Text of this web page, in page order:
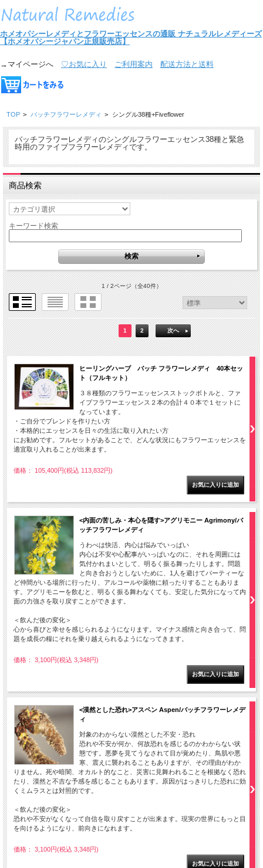
ホメオパシーレメディとフラワーエッセンスの通販 ナチュラルレメディーズ
【ホメオパシージャパン正規販売店】
→マイページへ ♡お気に入り ご利用案内 配送方法と送料
TOP > バッチフラワーレメディ > シングル38種+Fiveflower
バッチフラワーレメディのシングルフラワーエッセンス38種と緊急
時用のファイブフラワーレメディです。
商品検索
キーワード検索
1 / 2ページ（全40件）
1 2 次へ
ヒーリングハーブ バッチ フラワーレメディ 40本セッ
ト（フルキット）
３８種類のフラワーエッセンスストックボトルと、ファ
イブフラワーエッセンス２本の合計４０本で１セットに
なっています。
・ご自分でブレンドを作りたい方
・本格的にエッセンスを日々の生活に取り入れたい方
にお勧めです。フルセットがあることで、どんな状況にもフラワーエッセンスを
適宜取り入れることが出来ます。
価格： 105,400円(税込 113,832円)
<内面の苦しみ・本心を隠す>アグリモニー Agrimony/バ
ッチフラワーレメディ
うわべは快活、内心は悩みでいっぱい
内心は不安や心配事がいっぱいなのに、それを周囲には
気付かれまいとして、明るく振る舞ったりします。問題
と向き合おうとしないために、1人を避けてパーティーな
ど仲間がいる場所に行ったり、アルコールや薬物に頼ったりすることもありま
す。アグリモニーを飲むと、明るく振る舞わなくても、安定した気分になって内
面の力強さを取り戻すことができます。
＜飲んだ後の変化＞
心から喜びと幸せを感じられるようになります。マイナス感情と向き合って、問
題を成長の糧にそれを乗り越えられるようになってきます。
価格： 3,100円(税込 3,348円)
<漠然とした恐れ>アスペン Aspen/バッチフラワーレメデ
ィ
対象のわからない漠然とした不安・恐れ
恐れや不安が何か、何故恐れを感じるのかわからない状
態です。悪夢を見てうなされて目が覚めたり、鳥肌や悪
寒、震えに襲われることもありますが、その理由がわか
りません。死や暗闇、オカルト的なこと、災害に見舞われることを根拠なく恐れ
たり、漠然と不吉な予感を感じることもあります。原因がはっきりした恐れに効
くミムラスとは対照的です。
＜飲んだ後の変化＞
恐れや不安がなくなって自信を取り戻すことが出来ます。現実の世界にもっと目
を向けるようになり、前向きになれます。
価格： 3,100円(税込 3,348円)